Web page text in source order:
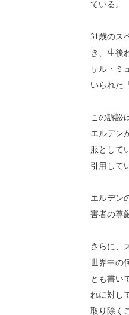
ている。
31歳のス
き、生後
サル・ミ
いられた
この訴訟
エルデン
服として
引用して
エルデン
害者の尊
さらに、
世界中の
とも書い
れに対し
取り除く